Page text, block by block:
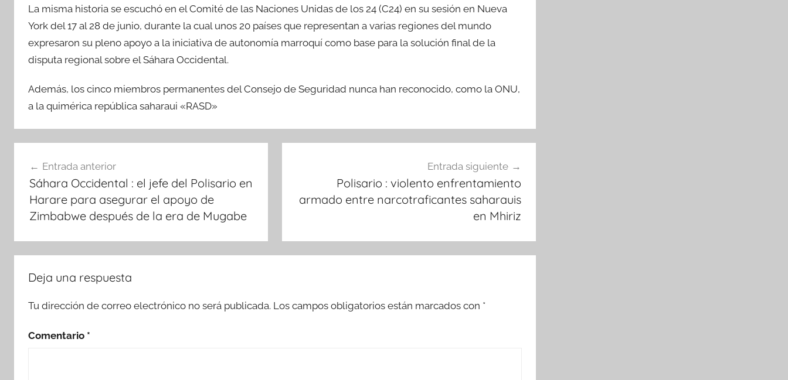
La misma historia se escuchó en el Comité de las Naciones Unidas de los 24 (C24) en su sesión en Nueva
York del 17 al 28 de junio, durante la cual unos 20 países que representan a varias regiones del mundo
expresaron su pleno apoyo a la iniciativa de autonomía marroquí como base para la solución final de la
disputa regional sobre el Sáhara Occidental.
Además, los cinco miembros permanentes del Consejo de Seguridad nunca han reconocido, como la ONU,
a la quimérica república saharaui «RASD»
de
entradas
Entrada anterior
Sáhara Occidental : el jefe del Polisario en
Harare para asegurar el apoyo de
Zimbabwe después de la era de Mugabe
Entrada siguiente
Polisario : violento enfrentamiento
armado entre narcotraficantes saharauis
en Mhiriz
Deja una respuesta
Tu dirección de correo electrónico no será publicada. Los campos obligatorios están marcados con *
Comentario *